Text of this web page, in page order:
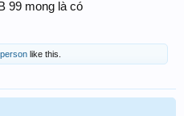
99 mong là có
like this.